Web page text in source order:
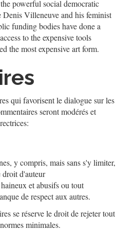
powerful social democratic
Denis Villeneuve and his feminist
funding bodies have done a
to the expensive tools
the most expensive art form.
qui favorisent le dialogue sur les
seront modérés et
y compris, mais sans s'y limiter,
d'auteur
et abusifs ou tout
de respect aux autres.
se réserve le droit de rejeter tout
minimales.